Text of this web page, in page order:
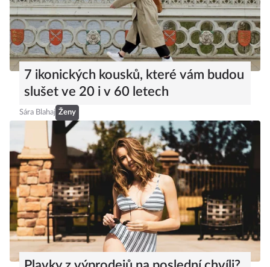
7 ikonických kousků, které vám budou
slušet ve 20 i v 60 letech
Sára Blahaj Ženy